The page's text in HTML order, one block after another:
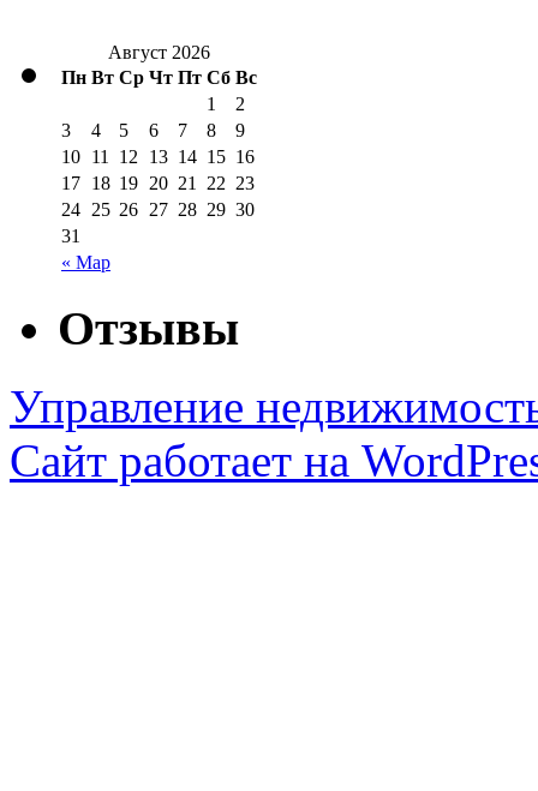
Август 2026
Пн Вт Ср Чт Пт Сб Вс
« Мар
1
2
3
4 5 6 7 8
9
10 11 12 13 14 15 16
17 18 19 20 21 22 23
24 25 26 27 28 29 30
31
Отзывы
Управление
Сайт работает на